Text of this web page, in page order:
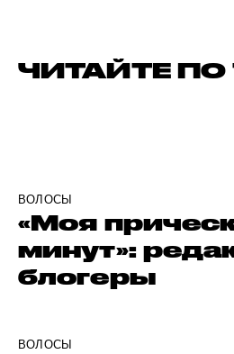
ЧИТАЙТЕ ПО
ВОЛОСЫ
«Моя
минут»:
блогеры
ВОЛОСЫ